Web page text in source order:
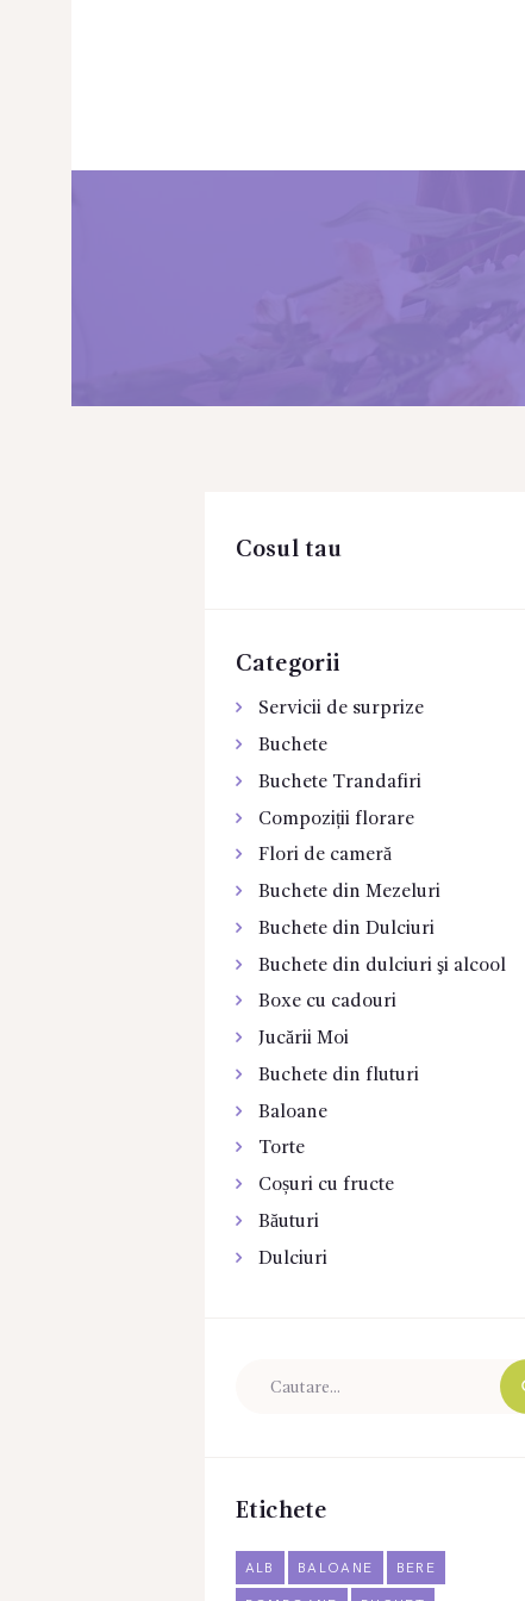
Cosul tau
Categorii
Servicii de surprize
Buchete
Buchete Trandafiri
Compoziții florare
Flori de cameră
Buchete din Mezeluri
Buchete din Dulciuri
Buchete din dulciuri şi alcool
Boxe cu cadouri
Jucării Moi
Buchete din fluturi
Baloane
Torte
Coșuri cu fructe
Băuturi
Dulciuri
Etichete
ALB BALOANE BERE